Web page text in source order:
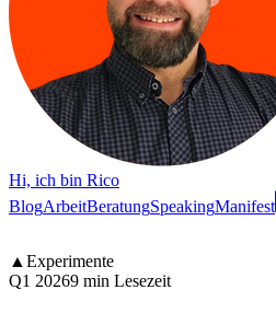
Hi, ich bin Rico
BlogArbeitBeratungSpeakingManifest
▲ Experimente
Q1 20269 min Lesezeit